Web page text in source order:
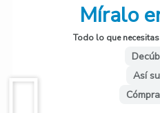
Míralo
Todo lo que
Así